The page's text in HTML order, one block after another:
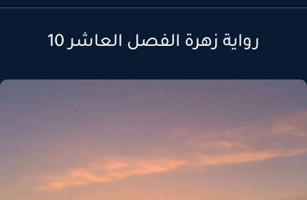
رواية زهرة الفصل العاشر 10